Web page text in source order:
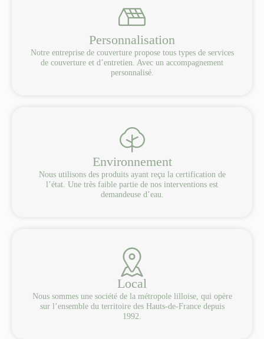
Personnalisation
Notre entreprise de couverture propose tous types de services
de couverture et d’entretien. Avec un accompagnement
personnalisé.
Environnement
Nous utilisons des produits ayant reçu la certification de
l’état. Une très faible partie de nos interventions est
demandeuse d’eau.
Local
Nous sommes une société de la métropole lilloise, qui opère
sur l’ensemble du territoire des Hauts-de-France depuis
1992.